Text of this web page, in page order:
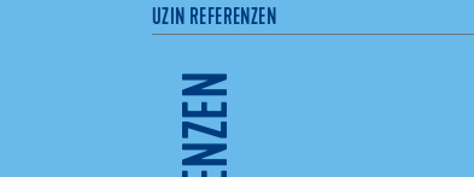
UZIN REFERENZEN